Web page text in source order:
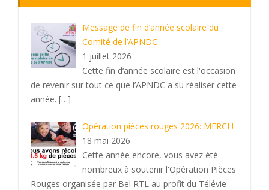
Message de fin d’année scolaire du
Comité de l’APNDC
1 juillet 2026
Cette fin d‘année scolaire est l'occasion
de revenir sur tout ce que l’APNDC a su réaliser cette
année. […]
Opération pièces rouges 2026: MERCI !
18 mai 2026
Cette année encore, vous avez été
nombreux à soutenir l'Opération Pièces
Rouges organisée par Bel RTL au profit du Télévie